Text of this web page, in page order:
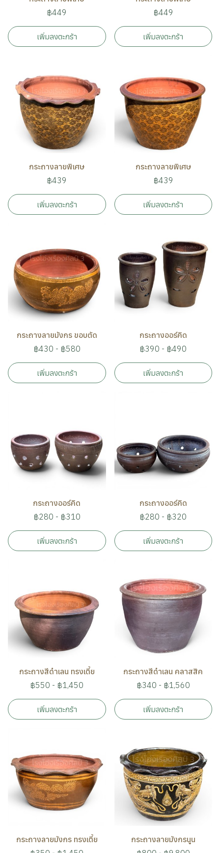
฿449
เพิ่มลงตะกร้า
฿449
เพิ่มลงตะกร้า
กระถางลายพิเศษ
฿439
เพิ่มลงตะกร้า
กระถางลายพิเศษ
฿439
เพิ่มลงตะกร้า
กระถางลายมังกร ขอบตัด
฿430 - ฿580
เพิ่มลงตะกร้า
กระถางออร์คิด
฿390 - ฿490
เพิ่มลงตะกร้า
กระถางออร์คิด
฿280 - ฿310
เพิ่มลงตะกร้า
กระถางออร์คิด
฿280 - ฿320
เพิ่มลงตะกร้า
กระถางสีดำเลน ทรงเตี้ย
฿550 - ฿1,450
เพิ่มลงตะกร้า
กระถางสีดำเลน คลาสสิค
฿340 - ฿1,560
เพิ่มลงตะกร้า
กระถางลายมังกร ทรงเตี้ย
กระถางลายมังกรนูน